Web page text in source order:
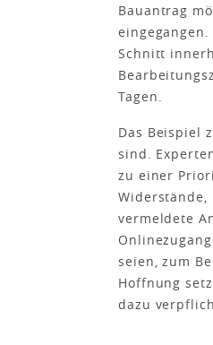
Bauantrag
Schnitt
Tagen.
Das Beispiel
sind.
zu einer
Widerstände,
vermeldete
seien, zum
Hoffnung
dazu